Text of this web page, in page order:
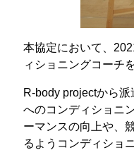
本協定において、
ィショニングコーチ
R-body projectから
へのコンディショニ
ーマンスの向上や、
るようコンディショ